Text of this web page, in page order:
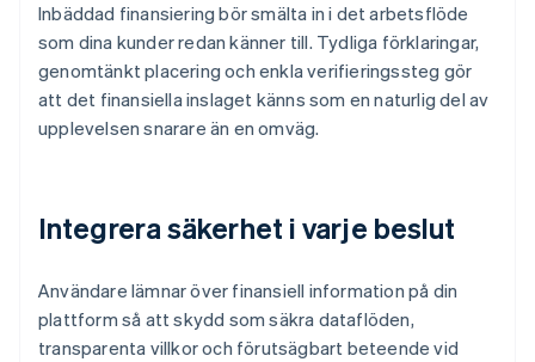
Inbäddad finansiering bör smälta in i det arbetsflöde
som dina kunder redan känner till. Tydliga förklaringar,
genomtänkt placering och enkla verifieringssteg gör
att det finansiella inslaget känns som en naturlig del av
upplevelsen snarare än en omväg.
Integrera säkerhet i varje beslut
Användare lämnar över finansiell information på din
plattform så att skydd som säkra dataflöden,
transparenta villkor och förutsägbart beteende vid